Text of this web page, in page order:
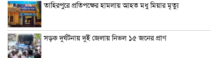
তাহিরপুরে প্রতিপক্ষের হামলায় আহত মধু মিয়ার মৃত্যু
সড়ক দুর্ঘটনায় দুই জেলায় নিভল ১৫ জনের প্রাণ